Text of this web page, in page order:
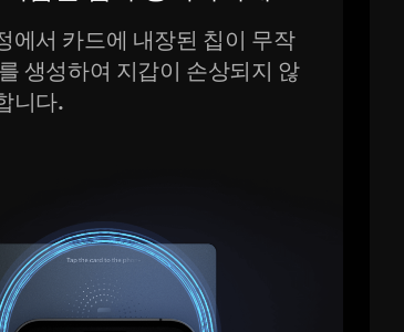
에서 카드에 내장된 칩이 무작
생성하여 지갑이 손상되지 않
니다.